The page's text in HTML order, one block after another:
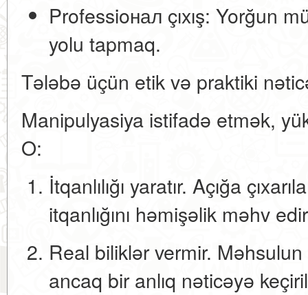
Professioнал çıxış: Yorğun
yolu tapmaq.
Tələbə üçün etik və praktiki
Manipulyasiya istifadə etmək,
O:
İtqanlılığı yaratır. Açığa
itqanlığını həmişəlik məhv
Real biliklər vermir.
ancaq bir anlıq nəticəyə